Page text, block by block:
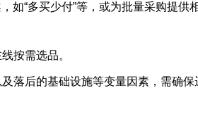
如“多买少付”等，或为批量采购提供
按需选品。
落后的基础设施等变量因素，需确保